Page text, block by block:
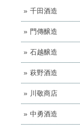
千田酒造
門傳醸造
石越醸造
萩野酒造
川敬商店
中勇酒造